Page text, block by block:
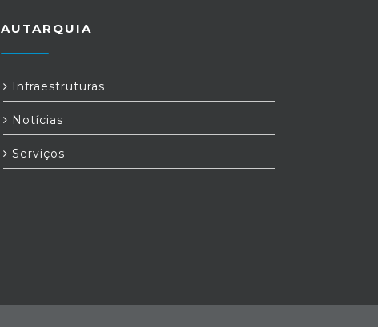
AUTARQUIA
Infraestruturas
Notícias
Serviços